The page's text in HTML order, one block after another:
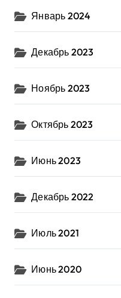
Январь 2024
Декабрь 2023
Ноябрь 2023
Октябрь 2023
Июнь 2023
Декабрь 2022
Июль 2021
Июнь 2020